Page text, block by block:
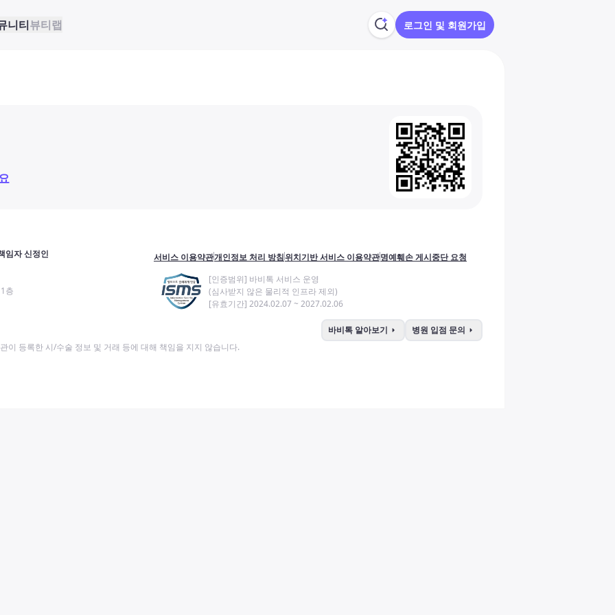
니티뷰티랩 로그인 및 회원가입
임자 신정인
층
서비스 이용약관개인정보 처리 방침위치기반 서비스 이용약관명예훼손 게시중단 요청
[인증범위] 바비톡 서비스 운영
(심사받지 않은 물리적 인프라 제외)
[유효기간] 2024.02.07 ~ 2027.02.06
바비톡 알아보기 arrow_right 병원 입점 문의 arrow_right
이 등록한 시/수술 정보 및 거래 등에 대해 책임을 지지 않습니다.